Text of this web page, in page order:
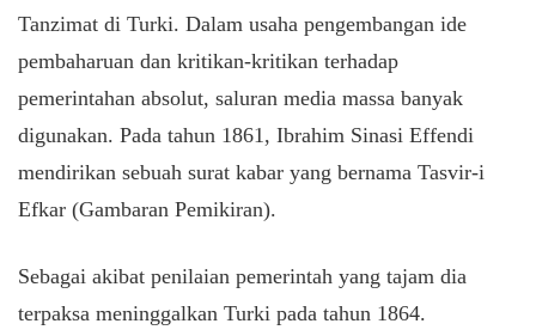
Tanzimat di Turki. Dalam usaha pengembangan ide
pembaharuan dan kritikan-kritikan terhadap
pemerintahan absolut, saluran media massa banyak
digunakan. Pada tahun 1861, Ibrahim Sinasi Effendi
mendirikan sebuah surat kabar yang bernama Tasvir-i
Efkar (Gambaran Pemikiran).
Sebagai akibat penilaian pemerintah yang tajam dia
terpaksa meninggalkan Turki pada tahun 1864.